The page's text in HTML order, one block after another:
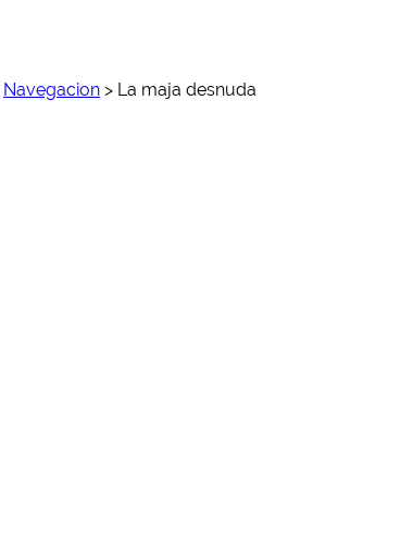
Navegacion > La maja desnuda